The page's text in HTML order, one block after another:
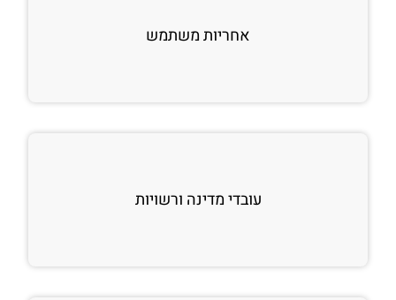
אחריות משתמש
עובדי מדינה ורשויות